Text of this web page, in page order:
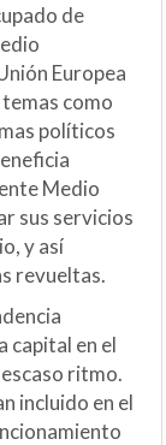
de
Europea
como
políticos
Medio
sus servicios
y así
revueltas.
capital en el
ritmo.
incluido en el